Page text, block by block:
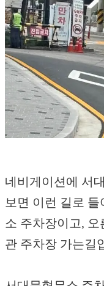
네비게이션에 서
보면 이런 길로
소 주차장이고,
관 주차장 가는길